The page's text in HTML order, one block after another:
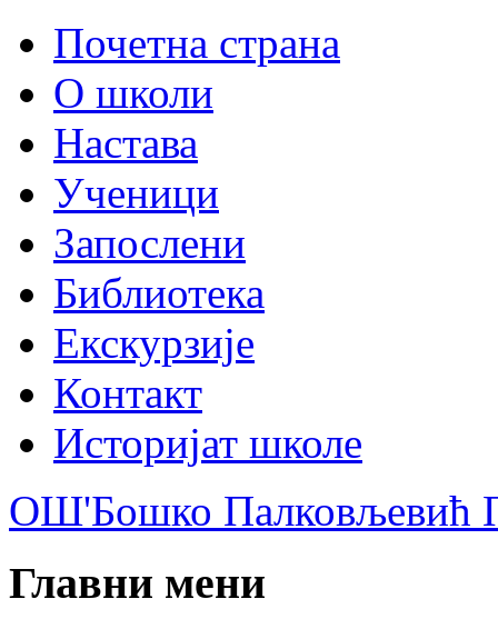
Почетна страна
О школи
Настава
Ученици
Запослени
Библиотека
Екскурзије
Контакт
Историјат школе
ОШ'Бошко Палковљевић
Главни мени